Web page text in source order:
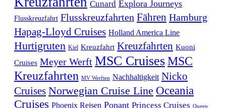
Cunard Explora Journeys
Flusskreuzfahrt Flusskreuzfahrten Fähren Hamburg
Hapag-Lloyd Cruises Holland America Line
Hurtigruten Kiel Kreuzfahrt Kreuzfahrten Kuoni
Cruises Meyer Werft MSC CruisesMSC
Kreuzfahrten MV Werften Nachhaltigkeit Nicko
Cruises Norwegian Cruise Line Oceania
Cruises Phoenix Reisen Ponant Princess Cruises Queen